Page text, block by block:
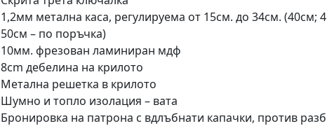
1,2мм метална каса, регулируема от 15см. до 34см. (40см;
50см – по поръчка)
10мм. фрезован ламиниран мдф
8cm дебелина на крилото
Метална решетка в крилото
Шумно и топло изолация – вата
Бронировка на патрона с вдлъбнати капачки, против